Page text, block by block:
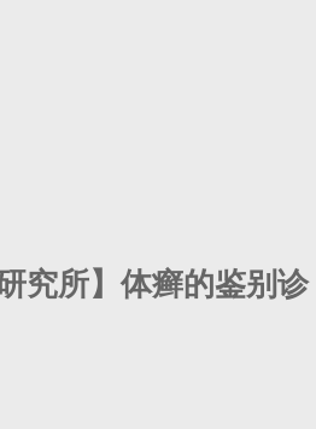
究所】体癣的鉴别诊